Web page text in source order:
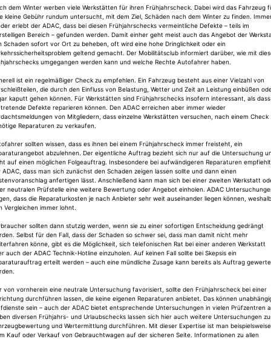
dem Winter werben viele Werkstätten für ihren Frühjahrscheck. Dabei wird das Fahrzeug
kleine Gebühr rundum untersucht, mit dem Ziel, Schäden nach dem Winter zu finden.
erlebt der ADAC, dass bei diesen Frühjahrschecks vermeintliche Defekte – teils im
Bereich – gefunden werden. Damit einher geht meist auch das Angebot der
Schaden sofort vor Ort zu beheben, oft wird eine hohe Dringlichkeit oder ein
geltend gemacht. Der Mobilitätsclub informiert darüber, wie mit
umgegangen werden kann und welche Rechte Autofahrer haben.
ist ein regelmäßiger Check zu empfehlen. Ein Fahrzeug besteht aus einer Vielzahl von
die durch den Einfluss von Belastung, Wetter und Zeit an Leistung einbüßen
kaputt gehen können. Für Werkstätten sind Frühjahrschecks insofern interessant, als
Defekte reparieren können. Den ADAC erreichen aber immer wieder
von Mitgliedern, dass einzelne Werkstätten versuchen, nach einem Check
Reparaturen zu verkaufen.
sollten wissen, dass es ihnen bei einem Frühjahrscheck immer freisteht, ein
abzulehnen. Der eigentliche Auftrag bezieht sich nur auf die Untersuchung
auf einen möglichen Folgeauftrag. Insbesondere bei aufwändigeren Reparaturen empfiehlt
ADAC, dass man sich zunächst den Schaden zeigen lassen sollte und dann einen
anfertigen lässt. Anschließend kann man sich bei einer zweiten Werkstatt
neutralen Prüfstelle eine weitere Bewertung oder Angebot einholen. ADAC
dass die Reparaturkosten je nach Anbieter sehr weit auseinander liegen können, weshalb
Vergleichen immer lohnt.
sollten dann stutzig werden, wenn sie zu einer sofortigen Entscheidung gedrängt
Selbst für den Fall, dass der Schaden so schwer sei, dass man damit nicht mehr
könne, gibt es die Möglichkeit, sich telefonischen Rat bei einer anderen Werkstatt
auch der ADAC Technik-Hotline einzuholen. Auf keinen Fall sollte bei Skepsis ein
erteilt werden – auch eine mündliche Zusage kann bereits als Auftrag
von vornherein eine neutrale Untersuchung favorisiert, sollte den Frühjahrscheck bei einer
durchführen lassen, die keine eigenen Reparaturen anbietet. Das können
sein – auch der ADAC bietet entsprechende Untersuchungen in vielen Prüfzentren
diversen Frühjahrs- und Urlaubschecks lassen sich hier auch weitere Untersuchungen
und Wertermittlung durchführen. Mit dieser Expertise ist man beispielsweise
Kauf oder Verkauf von Gebrauchtwagen auf der sicheren Seite. Informationen zu allen